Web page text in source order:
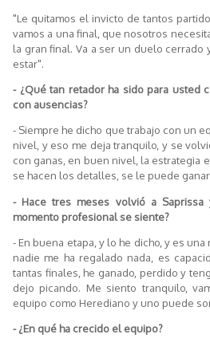
"Le quitamos el invicto de tantos
vamos a una final, que nosotros
la gran final. Va a ser un duelo cerrado
estar".
- ¿Qué tan retador ha sido para usted
con ausencias?
- Siempre he dicho que trabajo con un
nivel, y eso me deja tranquilo, y se
con ganas, en buen nivel, la estrategia
se hacen los detalles, se le puede
- Hace tres meses volvió a
momento profesional se siente?
- En buena etapa, y lo he dicho, y es
nadie me ha regalado nada, es
tantas finales, he ganado, perdido y
dejo picando. Me siento tranquilo,
equipo como Herediano y uno puede
- ¿En qué ha crecido el equipo?